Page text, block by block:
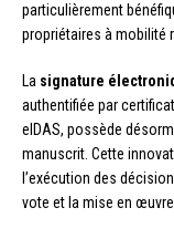
particulièrement
propriétaires à mobilité
La signature
authentifiée par
eIDAS, possède
manuscrit. Cette
l’exécution des
vote et la mise en